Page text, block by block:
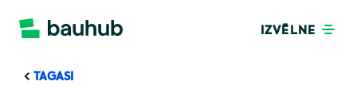
IZVĒLNE
TAGASI